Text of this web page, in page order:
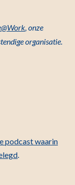
,onze
organisatie.
podcast waarin
.